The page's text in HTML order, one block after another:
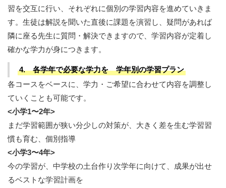
習を交互に行い、それぞれに個別の学習内容を進めていきま
す。生徒は解説を聞いた直後に課題を演習し、疑問があれば
隣に座る先生に質問・解決できますので、学習内容が定着し
確かな学力が身につきます。
4. 各学年で必要な学力を 学年別の学習プラン
各コースをベースに、学力・ご希望に合わせて内容を調整し
ていくことも可能です。
<小学1〜2年>
まだ学習範囲が狭い分少しの対策が、大きく差を生む学習習
慣も育む、個別指導
<小学3〜4年>
今の学習が、中学校の土台作り次学年に向けて、成果が出せ
るベストな学習計画を